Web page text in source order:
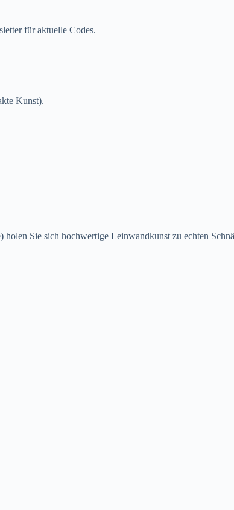
für aktuelle Codes.
Kunst).
Sie sich hochwertige Leinwandkunst zu echten